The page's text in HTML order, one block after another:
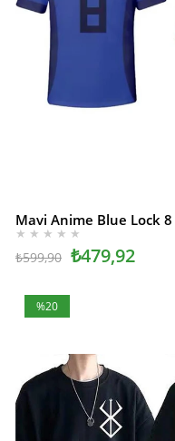
%25İndirim
SEPETE EKLE
★ ★ ★ ★ ★
₺479,92
₺599,90
%20
%20İndirim